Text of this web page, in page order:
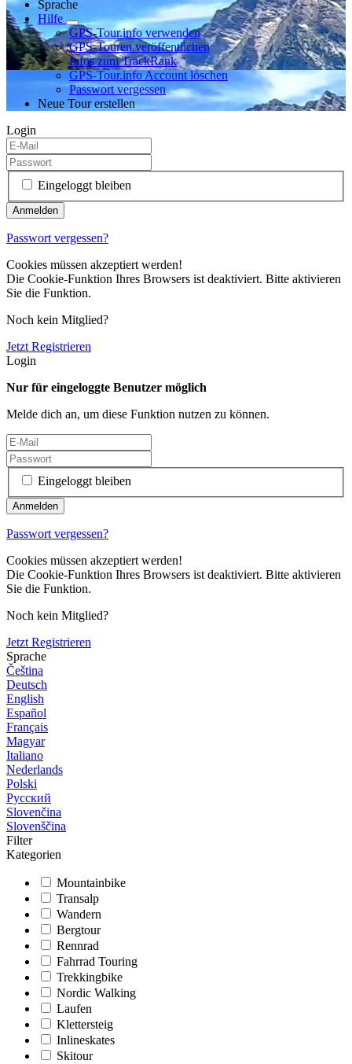
Sprache
Hilfe
GPS-Tour.info verwenden
GPS-Touren veröffentlichen
Infos zum TrackRank
GPS-Tour.info Account löschen
Passwort vergessen
Neue Tour erstellen
Login
Eingeloggt bleiben
Passwort vergessen?
Cookies müssen akzeptiert werden!
Die Cookie-Funktion Ihres Browsers ist deaktiviert. Bitte aktivieren
Sie die Funktion.
Noch kein Mitglied?
Jetzt Registrieren
Login
Nur für eingeloggte Benutzer möglich
Melde dich an, um diese Funktion nutzen zu können.
Eingeloggt bleiben
Passwort vergessen?
Cookies müssen akzeptiert werden!
Die Cookie-Funktion Ihres Browsers ist deaktiviert. Bitte aktivieren
Sie die Funktion.
Noch kein Mitglied?
Jetzt Registrieren
Sprache
Čeština
Deutsch
English
Español
Français
Magyar
Italiano
Nederlands
Polski
Русский
Slovenčina
Slovenščina
Filter
Kategorien
Mountainbike
Transalp
Wandern
Bergtour
Rennrad
Fahrrad Touring
Trekkingbike
Nordic Walking
Laufen
Klettersteig
Inlineskates
Skitour